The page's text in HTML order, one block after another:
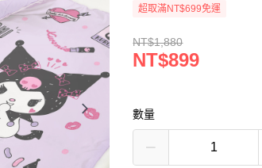
超取滿NT$699免運
NT$1,880
NT$899
數量